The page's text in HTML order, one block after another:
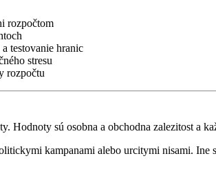
rozpočtom
testovanie hranic
stresu
rozpočtu
Hodnoty sú osobna a obchodna zalezitost a
kampanami alebo urcitymi nisami. Ine